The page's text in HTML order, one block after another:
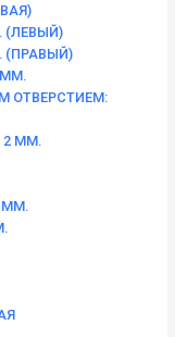
(ЛЕВЫЙ)
(ПРАВЫЙ)
ОТВЕРСТИЕМ:
ММ.
ММ.